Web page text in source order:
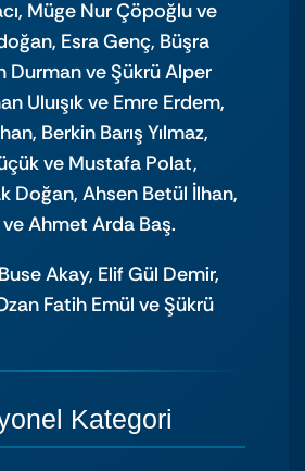
Müge Nur Çöpoğlu ve
Esra Genç, Büşra
Durman ve Şükrü Alper
Uluışık ve Emre Erdem,
Berkin Barış Yılmaz,
ve Mustafa Polat,
Doğan, Ahsen Betül İlhan,
Ahmet Arda Baş.
Buse Akay, Elif Gül Demir,
Fatih Emül ve Şükrü
Kategori